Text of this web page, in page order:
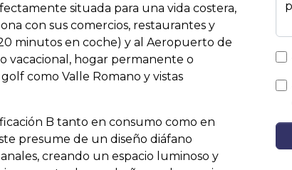
situada para una vida costera,
con sus comercios, restaurantes y
minutos en coche) y al Aeropuerto de
vacacional, hogar permanente o
como Valle Romano y vistas
B tanto en consumo como en
presume de un diseño diáfano
creando un espacio luminoso y